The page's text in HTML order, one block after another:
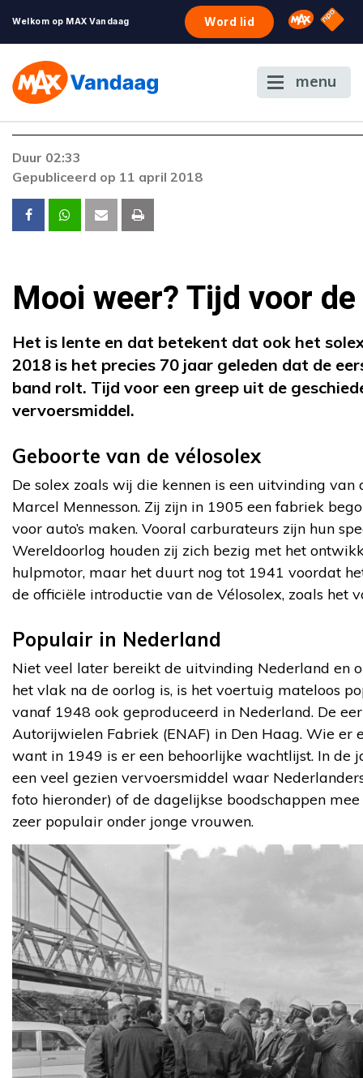
Welkom op MAX Vandaag Word lid Omroep
NPO
menu
De gewenste stream is op dit moment niet
neem dan contact op met onze klantenservice.
Duur 02:33
Gepubliceerd op 11 april 2018
Mooi weer? Tijd voor
Het is lente en dat betekent dat ook het
2018 is het precies 70 jaar geleden dat de
band rolt. Tijd voor een greep uit de
vervoersmiddel.
Geboorte van de vélosolex
De solex zoals wij die kennen is een uitvinding van
Marcel Mennesson. Zij zijn in 1905 een fabriek
voor auto’s maken. Vooral carburateurs zijn hun
Wereldoorlog houden zij zich bezig met het
hulpmotor, maar het duurt nog tot 1941 voordat
de officiële introductie van de Vélosolex, zoals het
Populair in Nederland
Niet veel later bereikt de uitvinding Nederland en
het vlak na de oorlog is, is het voertuig mateloos
vanaf 1948 ook geproduceerd in Nederland. De
Autorijwielen Fabriek (ENAF) in Den Haag. Wie er
want in 1949 is er een behoorlijke wachtlijst. In de
een veel gezien vervoersmiddel waar
foto hieronder) of de dagelijkse boodschappen
zeer populair onder jonge vrouwen.